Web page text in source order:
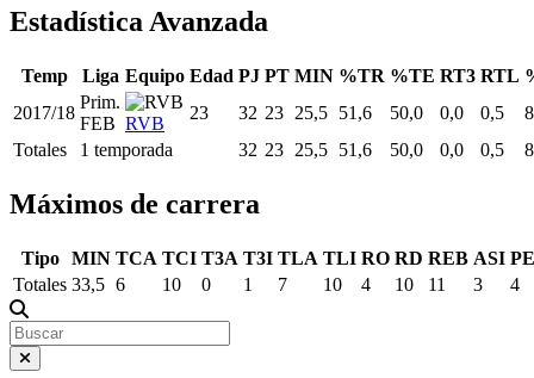
Estadística Avanzada
Temp Liga Equipo Edad PJ PT MIN %TR %TE RT3 RTL
2017/18
Prim.
FEB RVB
23 32 23 25,5 51,6 50,0 0,0 0,5
Totales
1 temporada 32 23 25,5 51,6 50,0 0,0 0,5
Máximos de carrera
Tipo MIN TCA TCI T3A T3I TLA TLI RO RD REB ASI
Totales 33,5 6 10 0 1 7 10 4 10 11 3 4